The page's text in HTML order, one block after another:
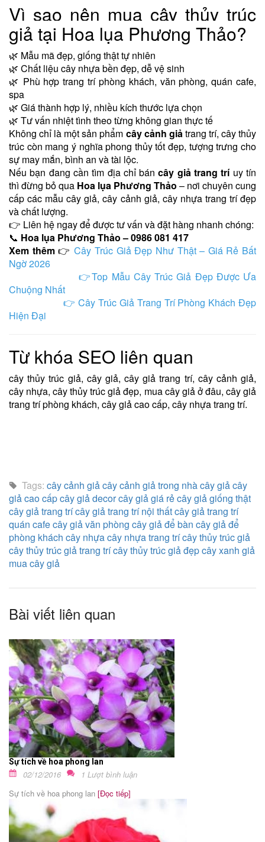
Vì sao nên mua cây thủy trúc
giả tại Hoa lụa Phương Thảo?
🌿 Mẫu mã đẹp, giống thật tự nhiên
🌿 Chất liệu cây nhựa bền đẹp, dễ vệ sinh
🌿 Phù hợp trang trí phòng khách, văn phòng, quán cafe,
spa
🌿 Giá thành hợp lý, nhiều kích thước lựa chọn
🌿 Tư vấn nhiệt tình theo từng không gian thực tế
Không chỉ là một sản phẩm cây cảnh giả trang trí, cây thủy
trúc còn mang ý nghĩa phong thủy tốt đẹp, tượng trưng cho
sự may mắn, bình an và tài lộc.
Nếu bạn đang cần tìm địa chỉ báncây giả trang trí uy tín
thì đừng bỏ qua Hoa lụa Phương Thảo – nơi chuyên cung
cấp các mẫu cây giả, cây cảnh giả, cây nhựa trang trí đẹp
và chất lượng.
👉 Liên hệ ngay để được tư vấn và đặt hàng nhanh chóng:
📞 Hoa lụa Phương Thảo – 0986 081 417
Xem thêm👉 Cây Trúc Giả Đẹp Như Thật – Giá Rẻ Bất
Ngờ 2026
👉Top Mẫu Cây Trúc Giả Đẹp Được Ưa
Chuộng Nhất
👉Cây Trúc Giả Trang Trí Phòng Khách Đẹp
Hiện Đại
Từ khóa SEO liên quan
cây thủy trúc giả, cây giả, cây giả trang trí, cây cảnh giả,
cây nhựa, cây thủy trúc giả đẹp, mua cây giả ở đâu, cây giả
trang trí phòng khách, cây giả cao cấp, cây nhựa trang trí.
Tags: cây cảnh giảcây cảnh giả trong nhàcây giảcây
giả cao cấpcây giả decorcây giả giá rẻcây giả giống thật
cây giả trang trícây giả trang trí nội thấtcây giả trang trí
quán cafecây giả văn phòng cây giả để bàn cây giả để
phòng khách cây nhựacây nhựa trang trícây thủy trúc giả
cây thủy trúc giả trang trícây thủy trúc giả đẹpcây xanh giả
mua cây giả
Bài viết liên quan
Sự tích về hoa phong lan
02/12/2016
1 Lượt bình luận
Sự tích về hoa phong lan [Đọc tiếp]